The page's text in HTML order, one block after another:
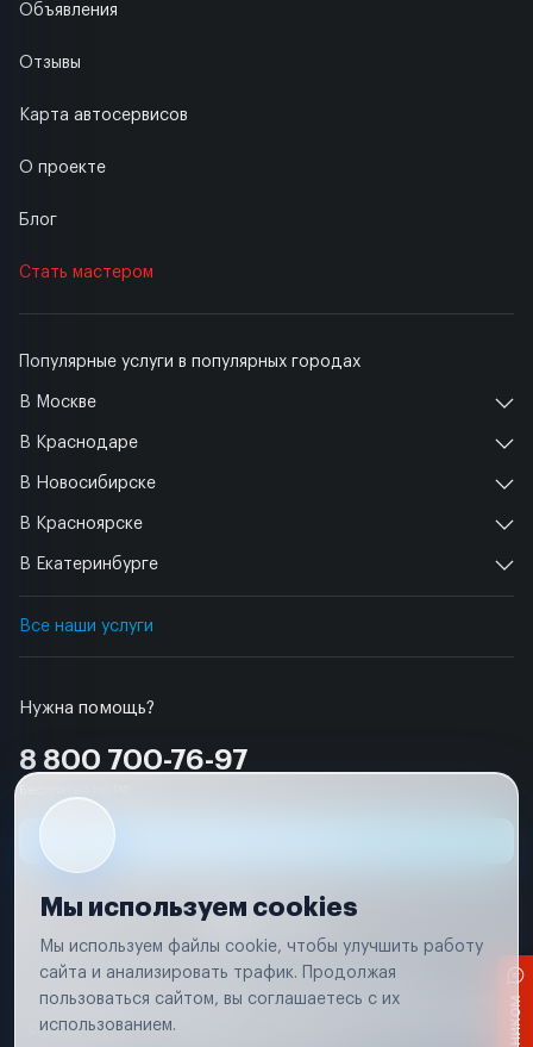
Нужна помощь?
8 800 700-76-97
Популярные услуги в популярных городах
В Москве
В Краснодаре
В Новосибирске
В Красноярске
В Екатеринбурге
Все наши услуги
Объявления
Отзывы
Карта автосервисов
О проекте
Блог
Стать мастером
Условия использования
Удаление аккаунта
Вся информация, представленная на сайте, носит исключительно
соответствии с положениями статьи 437 (п. 2) Гражданского кодекса
Мы используем cookies
Мы используем файлы cookie, чтобы улучшить работу
сайта и анализировать трафик. Продолжая
пользоваться сайтом, вы соглашаетесь с их
использованием.